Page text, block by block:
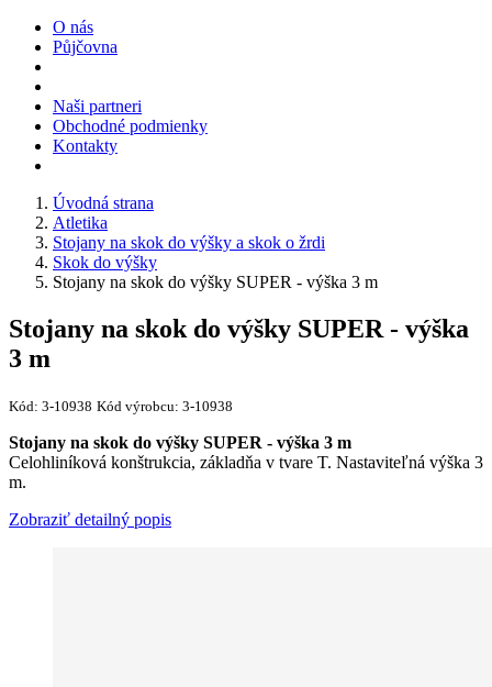
O nás
Půjčovna
Naši partneri
Obchodné podmienky
Kontakty
Úvodná strana
Atletika
Stojany na skok do výšky a skok o žrdi
Skok do výšky
Stojany na skok do výšky SUPER - výška 3 m
Stojany na skok do výšky SUPER - výška
3 m
Kód: 3-10938 Kód výrobcu: 3-10938
Stojany na skok do výšky SUPER - výška 3 m​
Celohliníková konštrukcia, základňa v tvare T. Nastaviteľná výška 3
m.
Zobraziť detailný popis